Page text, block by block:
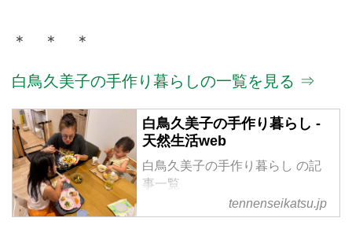
＊ ＊ ＊
白鳥久美子の手作り暮らしの一覧を見る ⇒
白鳥久美子の手作り暮らし -
天然生活web
白鳥久美子の手作り暮らし の記
事一覧
tennenseikatsu.jp